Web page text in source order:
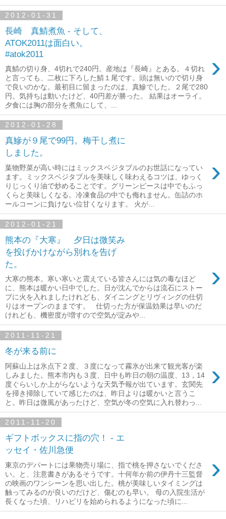
2012-01-31
長崎 真鯖煮魚 - そして、
ATOK2011は面白い。
#atok2011
›
真鯖の切り身、4切れで240円。産地は『長崎』とある。４切れ
と言っても、二枚に下ろした鯖１尾です。頭は無いので切り身
で良いのかな。最初目に留まったのは、真鰺でした。２尾で280
円。気持ちは動いたけど、40円差が勝った。 結果はオーライ。
夕食には胸の部分を煮魚にして、...
2012-01-28
真鰺が９尾で99円。梅干し煮に
しました。
›
葉物野菜が高い時にはミックスベジタブルのお世話になってい
ます。ミックスベジタブルを美味しく味わえるコツは、ゆっく
りじっくり油で炒めることです。グリーンピースは中でもふっ
くらと美味しくなる。冷凍食品の中でも侮れません。缶詰のホ
ールコーンに負けない位甘くなります。 火が...
2012-01-21
熊本の『大寒』 夕日は微笑み
を投げかけながら別れを告げ
た。
›
大寒の熊本。寒い寒いと震えている皆さんには気の毒なほど
に、熊本は暖かい日中でした。日が沈んでからは流石にストー
ブに火を入れましたけれども、ダイニングとリヴィングの仕切
りはオープンのままです。 仕切った方が保温効果は早いのだ
けれども、機密度が増すので空気が淀みや...
2011-11-21
冬が来る前に
›
阿蘇山上は氷点下２度、３度になって霧氷が出来て観光客が楽
しみました。熊本市内も３度、日中も昨日の朝の温度、13，14
度ぐらいしか上がらないような天気予報が出ています。玄関先
を掃き掃除していて感じたのは、昨日よりは暖かいと言うこ
と。昨日は微風があったけど、空気が冬の空気に入れ替わっ...
2011-11-20
ギフトボックスに指の穴！ - エ
ッセイ・佐川急便
›
東京のデパートには果物売り場に、指で桃を押さないでくださ
い。と、注意書きがあるそうです。十何年か前の伊丹十三監督
の映画のワンシーンを思い出した。桃が美味しいタイミングは
触ってみるのが良いのだけど、傷むのも早い。 母の入院生活が
長くなった頃、リハビリを始められるようになった頃に...